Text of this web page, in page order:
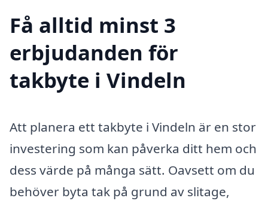
Få alltid minst 3
erbjudanden för
takbyte i Vindeln
Att planera ett takbyte i Vindeln är en stor
investering som kan påverka ditt hem och
dess värde på många sätt. Oavsett om du
behöver byta tak på grund av slitage,